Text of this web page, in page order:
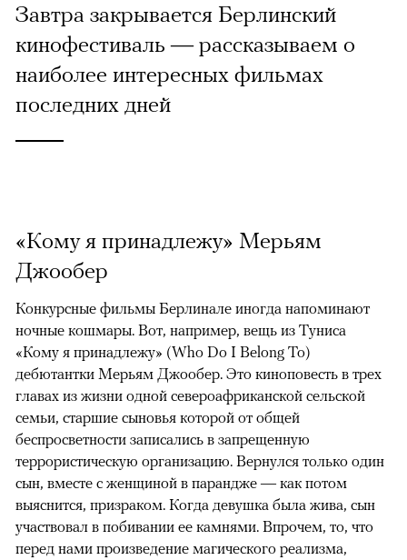
Завтра закрывается Берлинский
кинофестиваль — рассказываем о
наиболее интересных фильмах
последних дней
«Кому я принадлежу» Мерьям
Джообер
Конкурсные фильмы Берлинале иногда напоминают
ночные кошмары. Вот, например, вещь из Туниса
«Кому я принадлежу» (Who Do I Belong To)
дебютантки Мерьям Джообер. Это киноповесть в трех
главах из жизни одной североафриканской сельской
семьи, старшие сыновья которой от общей
беспросветности записались в запрещенную
террористическую организацию. Вернулся только один
сын, вместе с женщиной в парандже — как потом
выяснится, призраком. Когда девушка была жива, сын
участвовал в побивании ее камнями. Впрочем, то, что
перед нами произведение магического реализма,